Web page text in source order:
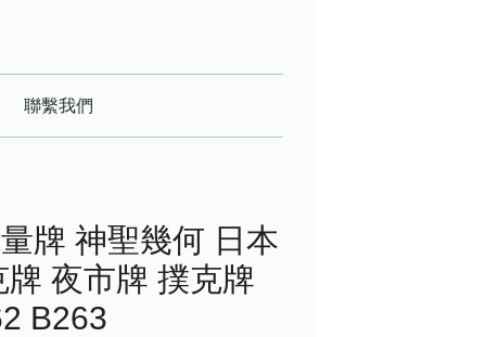
聯繫我們
牌 神聖幾何 日本
夜市牌 撲克牌
B263